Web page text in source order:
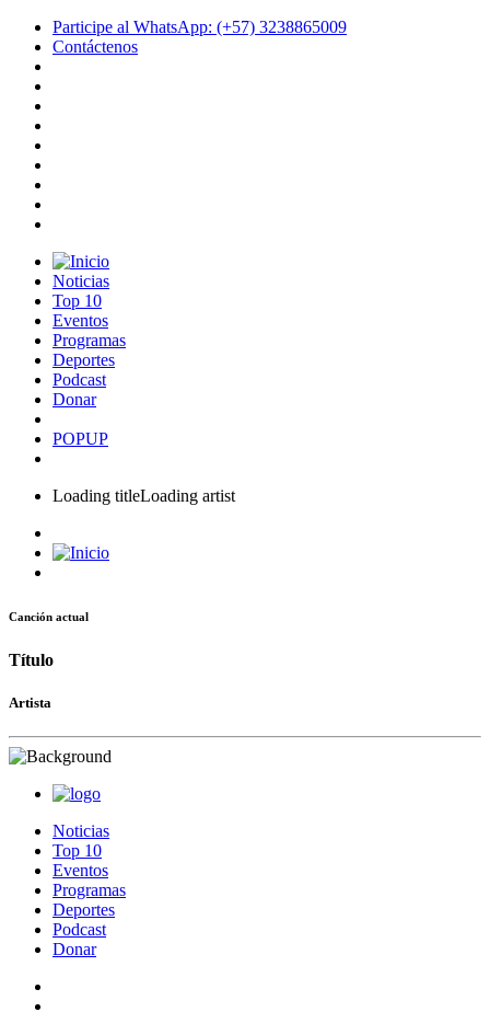
Participe al WhatsApp: (+57) 3238865009
Contáctenos
Noticias
Top 10
Eventos
Programas
Deportes
Podcast
Donar
POPUP
Loading titleLoading artist
Canción actual
Título
Artista
Noticias
Top 10
Eventos
Programas
Deportes
Podcast
Donar